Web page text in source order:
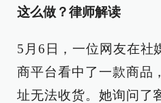
这么做？律师解读
5月6日，一位网友在社
商平台看中了一款商品
址无法收货。她询问了